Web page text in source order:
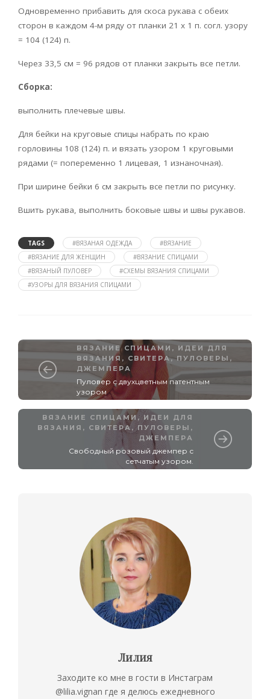
Одновременно прибавить для скоса рукава с обеих
сторон в каждом 4-м ряду от планки 21 x 1 п. согл. узору
= 104 (124) п.
Через 33,5 см = 96 рядов от планки закрыть все петли.
Сборка:
выполнить плечевые швы.
Для бейки на круговые спицы набрать по краю
горловины 108 (124) п. и вязать узором 1 круговыми
рядами (= попеременно 1 лицевая, 1 изнаночная).
При ширине бейки 6 см закрыть все петли по рисунку.
Вшить рукава, выполнить боковые швы и швы рукавов.
TAGS #ВЯЗАНАЯ ОДЕЖДА
#ВЯЗАНИЕ
#ВЯЗАНИЕ ДЛЯ ЖЕНЩИН
#ВЯЗАНИЕ СПИЦАМИ
#ВЯЗАНЫЙ ПУЛОВЕР
#СХЕМЫ ВЯЗАНИЯ СПИЦАМИ
#УЗОРЫ ДЛЯ ВЯЗАНИЯ СПИЦАМИ
ВЯЗАНИЕ СПИЦАМИ , ИДЕИ ДЛЯ
ВЯЗАНИЯ , СВИТЕРА, ПУЛОВЕРЫ,
ДЖЕМПЕРА
Пуловер с двухцветным патентным
узором
ВЯЗАНИЕ СПИЦАМИ, ИДЕИ ДЛЯ
ВЯЗАНИЯ , СВИТЕРА, ПУЛОВЕРЫ,
ДЖЕМПЕРА
Свободный розовый джемпер с
сетчатым узором.
Лилия
Заходите ко мне в гости в Инстаграм
@lilia.vignan где я делюсь ежедневного